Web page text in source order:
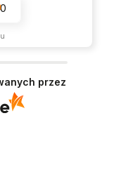
0
przez